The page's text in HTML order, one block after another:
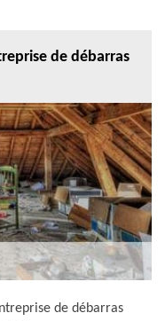
de débarras
de débarras